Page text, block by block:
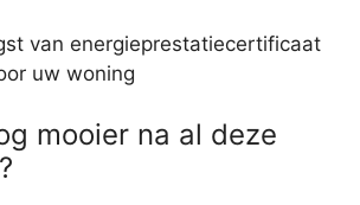
van energieprestatiecertificaat
uw woning
mooier na al deze